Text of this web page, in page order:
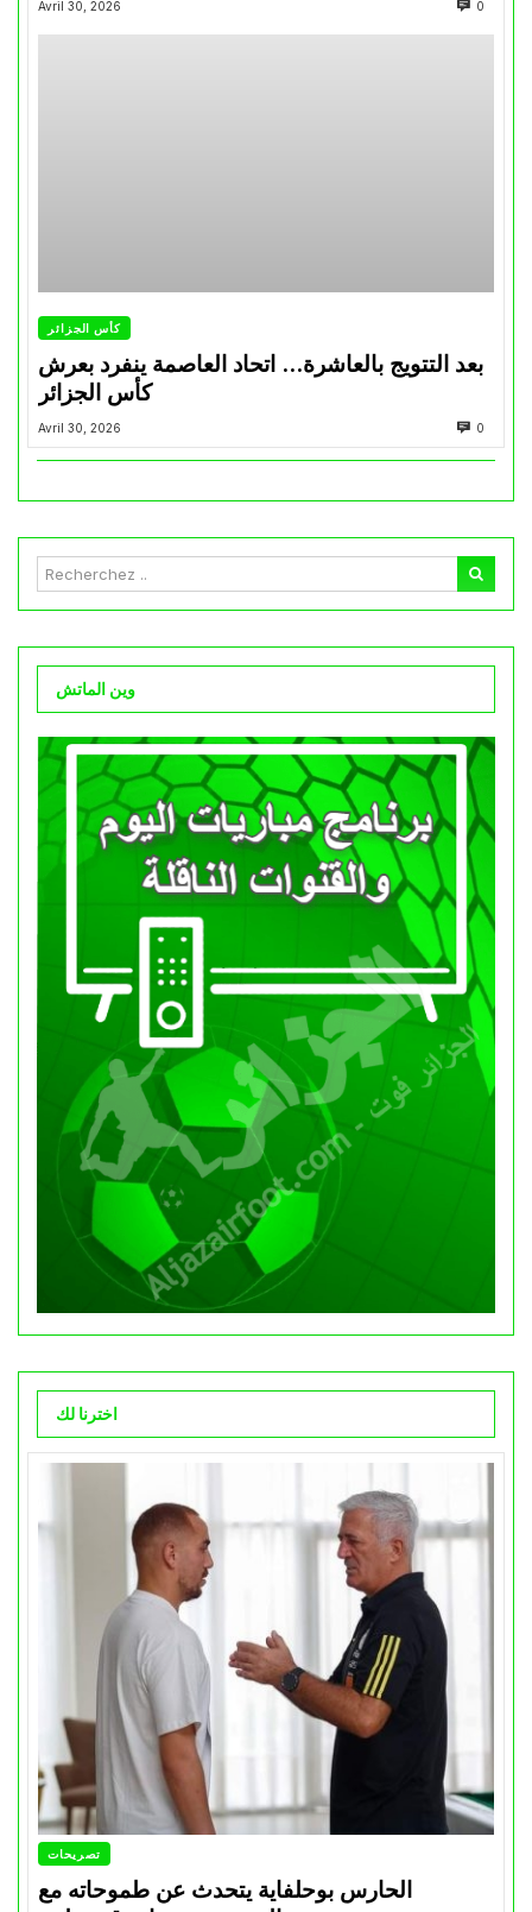
Avril 30, 2026 0
كأس الجزائر
بعد التتويج بالعاشرة… اتحاد العاصمة ينفرد بعرش
كأس الجزائر
Avril 30, 2026 0
وين الماتش
اخترنا لك
تصريحات
الحارس بوحلفاية يتحدث عن طموحاته مع